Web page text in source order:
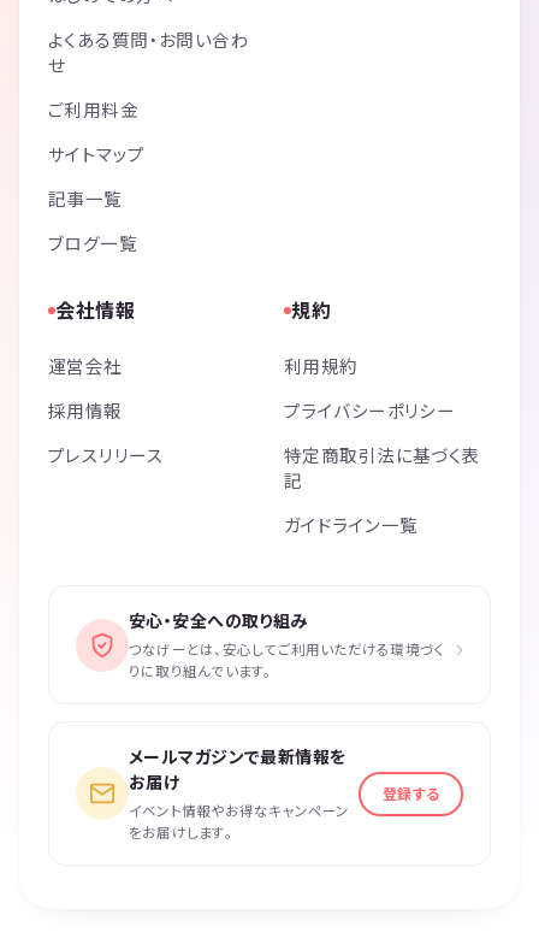
よくある質問・お問い合わ
せ
ご利用料金
サイトマップ
記事一覧
ブログ一覧
会社情報
運営会社
採用情報
プレスリリース
規約
利用規約
プライバシーポリシー
特定商取引法に基づく表
記
ガイドライン一覧
安心・安全への取り組み
つなげーとは、安心してご利用いただける環境づく
りに取り組んでいます。
›
メールマガジンで最新情報を
お届け
イベント情報やお得なキャンペーン
をお届けします。
登録する